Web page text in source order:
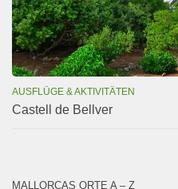
AUSFLÜGE & AKTIVITÄTEN
Castell de Bellver
MALLORCAS ORTE A – Z